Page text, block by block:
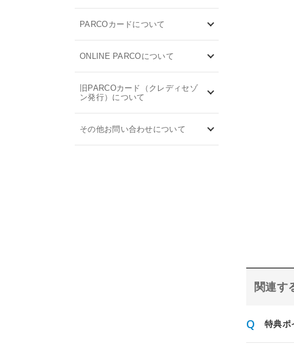
PARCOカードについて
ONLINE PARCOについて
旧PARCOカード（クレディセゾ
ン発行）について
その他お問い合わせについて
関連す
特典ポ